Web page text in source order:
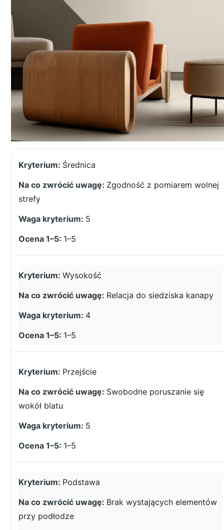
Średnica
Zgodność z pomiarem wolnej
strefy
5
1–5
Wysokość
Relacja do siedziska kanapy
4
1–5
Przejście
Swobodne poruszanie się
wokół blatu
5
1–5
Podstawa
Brak wystających elementów
przy podłodze